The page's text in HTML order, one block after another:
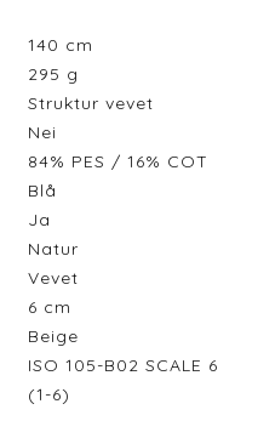
140 cm
295 g
Struktur vevet
Nei
84% PES / 16% COT
Blå
Ja
Natur
Vevet
6 cm
Beige
ISO 105-B02 SCALE 6
(1-6)